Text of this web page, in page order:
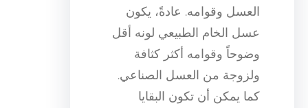
العسل وقوامه. عادةً، يكون
عسل الخام الطبيعي لونه أقل
وضوحاً وقوامه أكثر كثافة
ولزوجة من العسل الصناعي.
كما يمكن أن تكون البقايا